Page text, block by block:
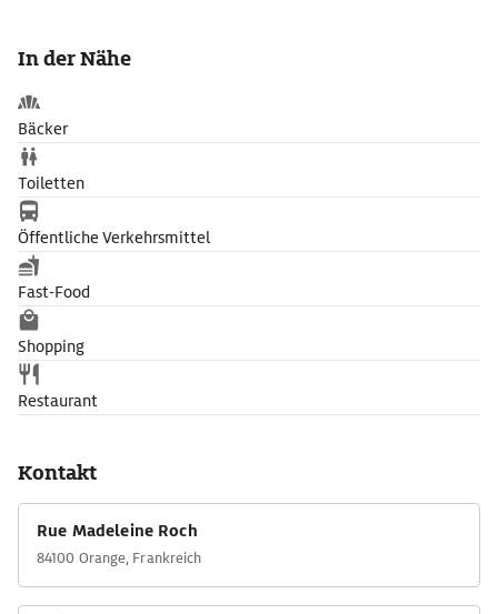
In der Nähe
Bäcker
Toiletten
Öffentliche Verkehrsmittel
Fast-Food
Shopping
Restaurant
Kontakt
Rue Madeleine Roch
84100 Orange, Frankreich